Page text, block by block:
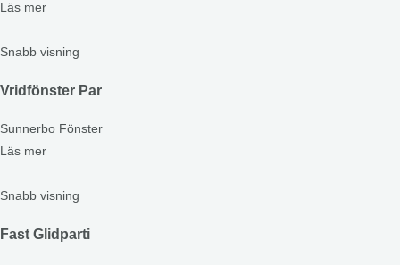
Läs mer
Snabb visning
Vridfönster Par
Sunnerbo Fönster
Läs mer
Snabb visning
Fast Glidparti